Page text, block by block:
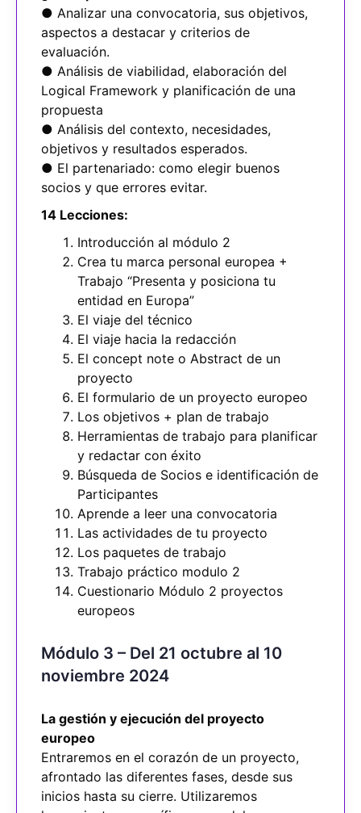
● Analizar una convocatoria, sus objetivos,
aspectos a destacar y criterios de
evaluación.
● Análisis de viabilidad, elaboración del
Logical Framework y planificación de una
propuesta
● Análisis del contexto, necesidades,
objetivos y resultados esperados.
● El partenariado: como elegir buenos
socios y que errores evitar.
14 Lecciones:
Introducción al módulo 2
Crea tu marca personal europea +
Trabajo “Presenta y posiciona tu
entidad en Europa”
El viaje del técnico
El viaje hacia la redacción
El concept note o Abstract de un
proyecto
El formulario de un proyecto europeo
Los objetivos + plan de trabajo
Herramientas de trabajo para planificar
y redactar con éxito
Búsqueda de Socios e identificación de
Participantes
Aprende a leer una convocatoria
Las actividades de tu proyecto
Los paquetes de trabajo
Trabajo práctico modulo 2
Cuestionario Módulo 2 proyectos
europeos
Módulo 3 – Del 21 octubre al 10
noviembre 2024
La gestión y ejecución del proyecto
europeo
Entraremos en el corazón de un proyecto,
afrontado las diferentes fases, desde sus
inicios hasta su cierre. Utilizaremos